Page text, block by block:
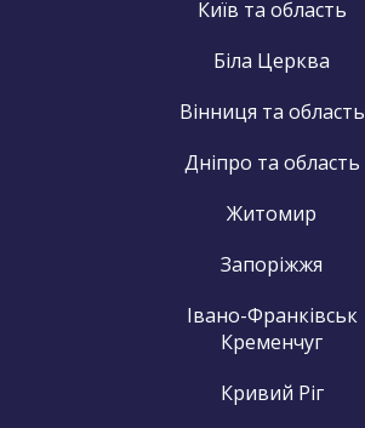
Київ та область
Біла Церква
Вінниця та область
Дніпро та область
Житомир
Запоріжжя
Івано-Франківськ
Кременчуг
Кривий Ріг